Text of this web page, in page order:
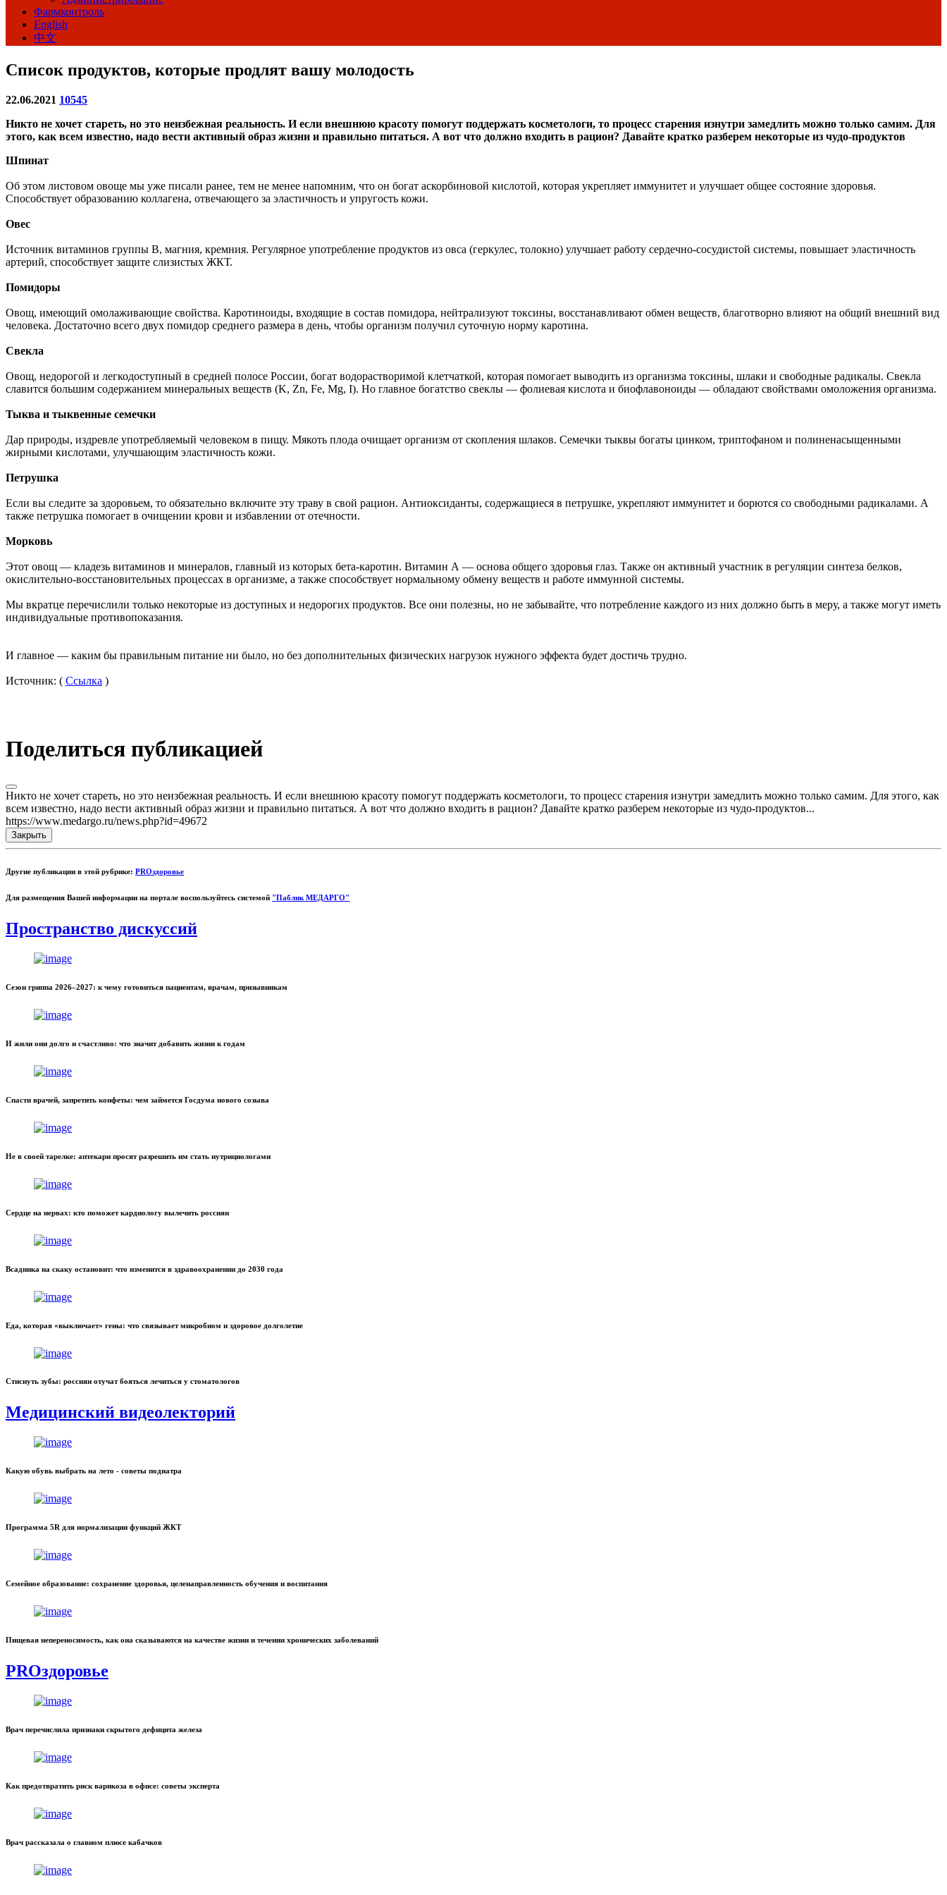
Фармконтроль
English
中文
Список продуктов, которые продлят вашу молодость
22.06.2021 10545
Никто не хочет стареть, но это неизбежная реальность. И если внешнюю красоту помогут поддержать косметологи, то процесс старения изнутри замедлить можно только самим. Для
этого, как всем известно, надо вести активный образ жизни и правильно питаться. А вот что должно входить в рацион? Давайте кратко разберем некоторые из чудо-продуктов
Шпинат
Об этом листовом овоще мы уже писали ранее, тем не менее напомним, что он богат аскорбиновой кислотой, которая укрепляет иммунитет и улучшает общее состояние здоровья.
Способствует образованию коллагена, отвечающего за эластичность и упругость кожи.
Овес
Источник витаминов группы B, магния, кремния. Регулярное употребление продуктов из овса (геркулес, толокно) улучшает работу сердечно-сосудистой системы, повышает эластичность
артерий, способствует защите слизистых ЖКТ.
Помидоры
Овощ, имеющий омолаживающие свойства. Каротиноиды, входящие в состав помидора, нейтрализуют токсины, восстанавливают обмен веществ, благотворно влияют на общий внешний вид
человека. Достаточно всего двух помидор среднего размера в день, чтобы организм получил суточную норму каротина.
Свекла
Овощ, недорогой и легкодоступный в средней полосе России, богат водорастворимой клетчаткой, которая помогает выводить из организма токсины, шлаки и свободные радикалы. Свекла
славится большим содержанием минеральных веществ (K, Zn, Fe, Mg, I). Но главное богатство свеклы — фолиевая кислота и биофлавоноиды — обладают свойствами омоложения организма.
Тыква и тыквенные семечки
Дар природы, издревле употребляемый человеком в пищу. Мякоть плода очищает организм от скопления шлаков. Семечки тыквы богаты цинком, триптофаном и полиненасыщенными
жирными кислотами, улучшающим эластичность кожи.
Петрушка
Если вы следите за здоровьем, то обязательно включите эту траву в свой рацион. Антиоксиданты, содержащиеся в петрушке, укрепляют иммунитет и борются со свободными радикалами. А
также петрушка помогает в очищении крови и избавлении от отечности.
Морковь
Этот овощ — кладезь витаминов и минералов, главный из которых бета-каротин. Витамин А — основа общего здоровья глаз. Также он активный участник в регуляции синтеза белков,
окислительно-восстановительных процессах в организме, а также способствует нормальному обмену веществ и работе иммунной системы.
Мы вкратце перечислили только некоторые из доступных и недорогих продуктов. Все они полезны, но не забывайте, что потребление каждого из них должно быть в меру, а также могут иметь
индивидуальные противопоказания.
И главное — каким бы правильным питание ни было, но без дополнительных физических нагрузок нужного эффекта будет достичь трудно.
Источник: ( Ссылка )
Поделиться публикацией
Никто не хочет стареть, но это неизбежная реальность. И если внешнюю красоту помогут поддержать косметологи, то процесс старения изнутри замедлить можно только самим. Для этого, как
всем известно, надо вести активный образ жизни и правильно питаться. А вот что должно входить в рацион? Давайте кратко разберем некоторые из чудо-продуктов...
https://www.medargo.ru/news.php?id=49672
Закрыть
Другие публикации в этой рубрике: PROздоровье
Для размещения Вашей информации на портале воспользуйтесь системой "Паблик МЕДАРГО"
Пространство дискуссий
Сезон гриппа 2026–2027: к чему готовиться пациентам, врачам, призывникам
И жили они долго и счастливо: что значит добавить жизни к годам
Спасти врачей, запретить конфеты: чем займется Госдума нового созыва
Не в своей тарелке: аптекари просят разрешить им стать нутрициологами
Сердце на нервах: кто поможет кардиологу вылечить россиян
Всадника на скаку остановит: что изменится в здравоохранении до 2030 года
Еда, которая «выключает» гены: что связывает микробиом и здоровое долголетие
Стиснуть зубы: россиян отучат бояться лечиться у стоматологов
Медицинский видеолекторий
Какую обувь выбрать на лето - советы подиатра
Программа 5R для нормализации функций ЖКТ
Семейное образование: сохранение здоровья, целенаправленность обучения и воспитания
Пищевая непереносимость, как она сказываются на качестве жизни и течении хронических заболеваний
PROздоровье
Врач перечислила признаки скрытого дефицита железа
Как предотвратить риск варикоза в офисе: советы эксперта
Врач рассказала о главном плюсе кабачков